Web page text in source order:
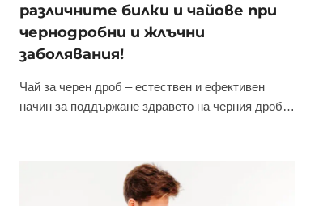
различните билки и чайове при
чернодробни и жлъчни
заболявания!
Чай за черен дроб – естествен и ефективен
начин за поддържане здравето на черния дроб…